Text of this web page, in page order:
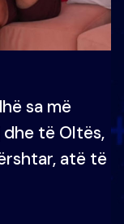
sa më
dhe të Oltës,
atë të